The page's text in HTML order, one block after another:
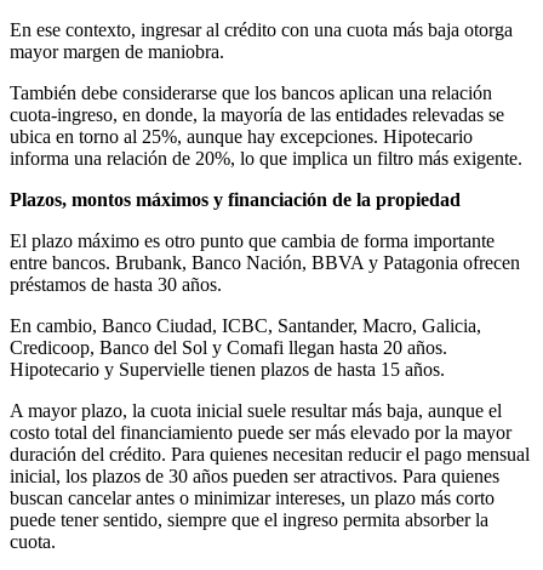
En ese contexto, ingresar al crédito con una cuota más baja otorga
mayor margen de maniobra.
También debe considerarse que los bancos aplican una relación
cuota-ingreso, en donde, la mayoría de las entidades relevadas se
ubica en torno al 25%, aunque hay excepciones. Hipotecario
informa una relación de 20%, lo que implica un filtro más exigente.
Plazos, montos máximos y financiación de la propiedad
El plazo máximo es otro punto que cambia de forma importante
entre bancos. Brubank, Banco Nación, BBVA y Patagonia ofrecen
préstamos de hasta 30 años.
En cambio, Banco Ciudad, ICBC, Santander, Macro, Galicia,
Credicoop, Banco del Sol y Comafi llegan hasta 20 años.
Hipotecario y Supervielle tienen plazos de hasta 15 años.
A mayor plazo, la cuota inicial suele resultar más baja, aunque el
costo total del financiamiento puede ser más elevado por la mayor
duración del crédito. Para quienes necesitan reducir el pago mensual
inicial, los plazos de 30 años pueden ser atractivos. Para quienes
buscan cancelar antes o minimizar intereses, un plazo más corto
puede tener sentido, siempre que el ingreso permita absorber la
cuota.